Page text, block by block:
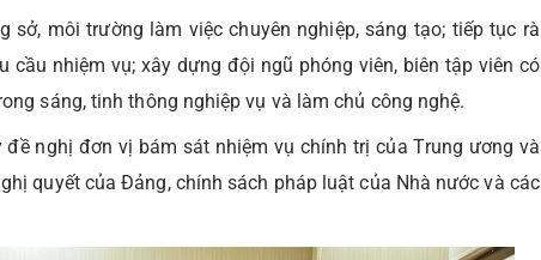
sở, môi trường làm việc chuyên nghiệp, sáng tạo; tiếp tục rà
cầu nhiệm vụ; xây dựng đội ngũ phóng viên, biên tập viên có
sáng, tinh thông nghiệp vụ và làm chủ công nghệ.
nghị đơn vị bám sát nhiệm vụ chính trị của Trung ương và
quyết của Đảng, chính sách pháp luật của Nhà nước và các